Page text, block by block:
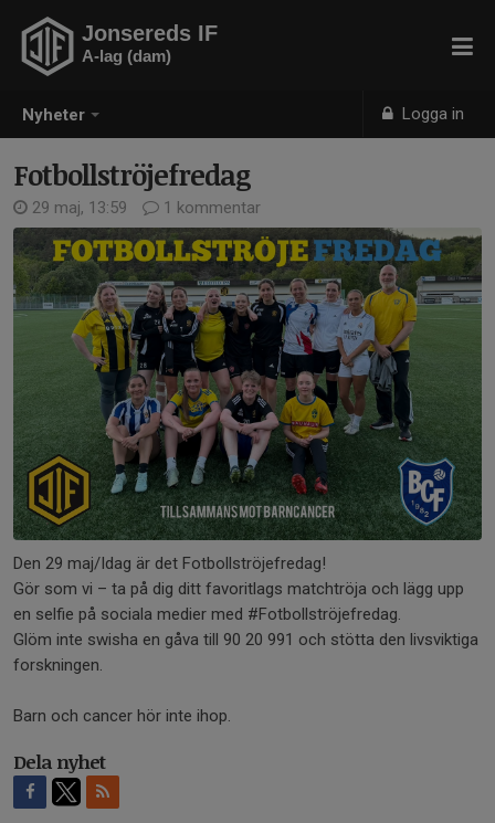
Nyheter Logga in
Jonsereds IF
A-lag (dam)
Fotbollströjefredag
29 maj, 13:59 1 kommentar
Den 29 maj/Idag är det Fotbollströjefredag!
Gör som vi – ta på dig ditt favoritlags matchtröja och lägg upp
en selfie på sociala medier med #Fotbollströjefredag.
Glöm inte swisha en gåva till 90 20 991 och stötta den livsviktiga
forskningen.
Barn och cancer hör inte ihop.
Dela nyhet